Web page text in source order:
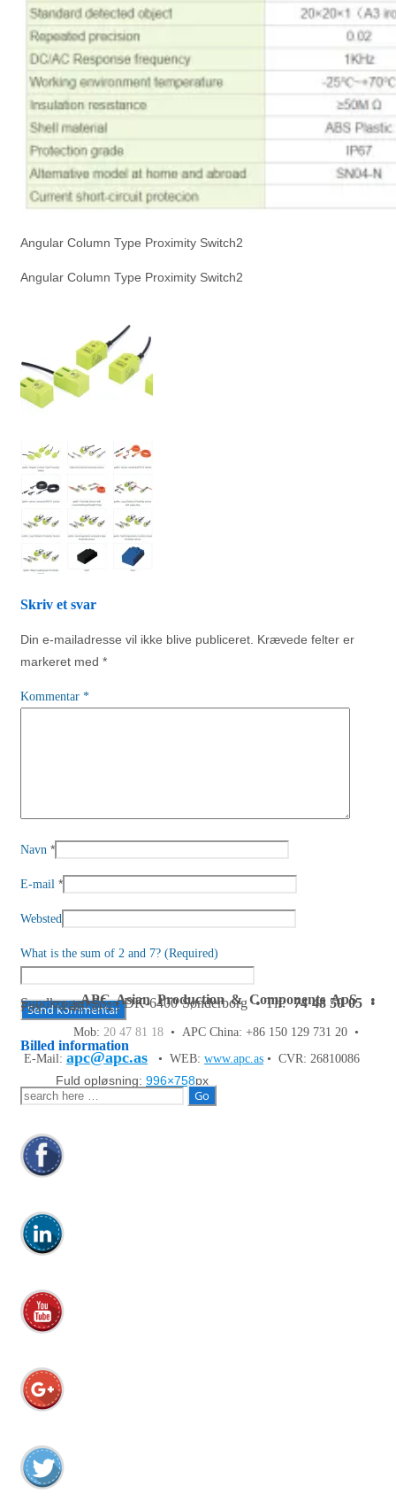
Angular Column Type Proximity Switch2
Angular Column Type Proximity Switch2
Skriv et svar
Din e-mailadresse vil ikke blive publiceret. Krævede felter er
markeret med *
Kommentar *
Navn *
E-mail *
Websted
What is the sum of 2 and 7? (Required)
Billed information
Fuld opløsning: 996×758px
APC Asian Production & Components ApS•
Sundkrogen 35 • DK-6400 Sønderborg • Tlf:74 48 50 05•
Fax: 74 48 50 45
Mob: 20 47 81 18 • APC China: +86 150 129 731 20 •
E-Mail: apc@apc.as • WEB: www.apc.as • CVR: 26810086
Søg